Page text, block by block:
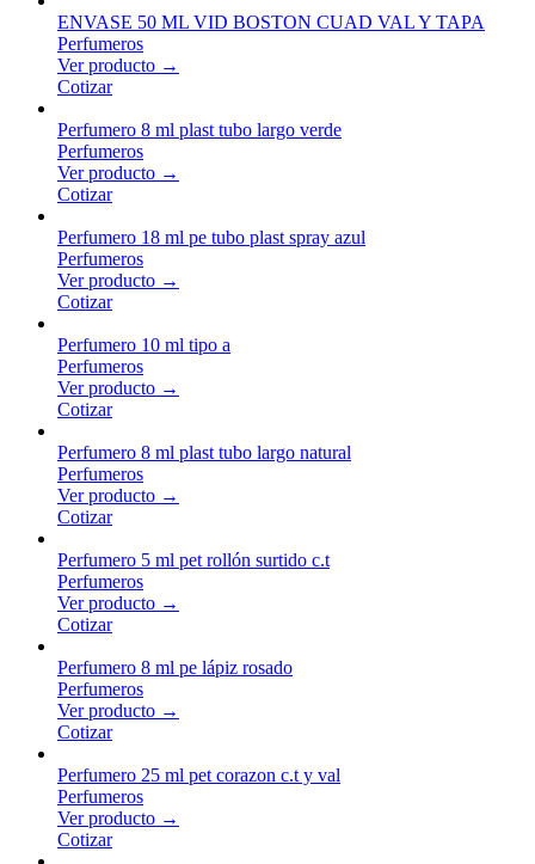
ENVASE 50 ML VID BOSTON CUAD VAL Y TAPA
Perfumeros
Ver producto →
Cotizar
Perfumero 8 ml plast tubo largo verde
Perfumeros
Ver producto →
Cotizar
Perfumero 18 ml pe tubo plast spray azul
Perfumeros
Ver producto →
Cotizar
Perfumero 10 ml tipo a
Perfumeros
Ver producto →
Cotizar
Perfumero 8 ml plast tubo largo natural
Perfumeros
Ver producto →
Cotizar
Perfumero 5 ml pet rollón surtido c.t
Perfumeros
Ver producto →
Cotizar
Perfumero 8 ml pe lápiz rosado
Perfumeros
Ver producto →
Cotizar
Perfumero 25 ml pet corazon c.t y val
Perfumeros
Ver producto →
Cotizar